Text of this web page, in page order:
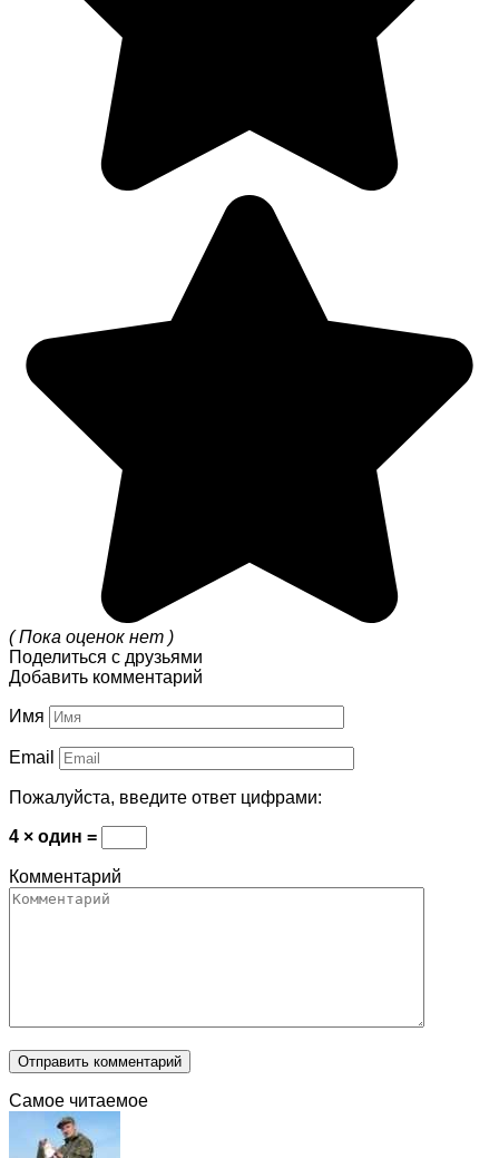
( Пока оценок нет )
Поделиться с друзьями
Добавить комментарий
Имя
Email
Пожалуйста, введите ответ цифрами:
4 × один =
Комментарий
Самое читаемое